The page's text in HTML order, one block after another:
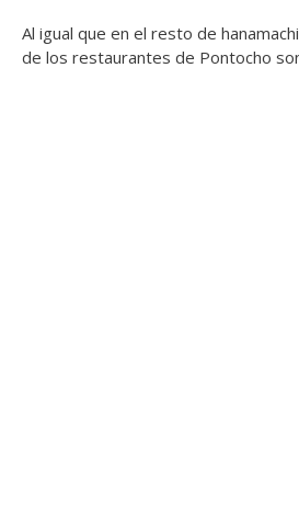
Al igual que en el resto de
de los restaurantes de Pontocho